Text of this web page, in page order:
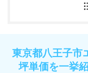
東京都八王子市
坪単価を一挙